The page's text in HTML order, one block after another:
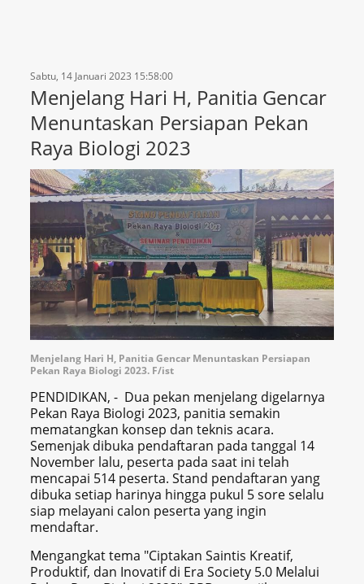
Sabtu, 14 Januari 2023 15:58:00
Menjelang Hari H, Panitia Gencar
Menuntaskan Persiapan Pekan
Raya Biologi 2023
Menjelang Hari H, Panitia Gencar Menuntaskan Persiapan
Pekan Raya Biologi 2023. F/ist
PENDIDIKAN, - Dua pekan menjelang digelarnya
Pekan Raya Biologi 2023, panitia semakin
mematangkan konsep dan teknis acara.
Semenjak dibuka pendaftaran pada tanggal 14
November lalu, peserta pada saat ini telah
mencapai 514 peserta. Stand pendaftaran yang
dibuka setiap harinya hingga pukul 5 sore selalu
siap melayani calon peserta yang ingin
mendaftar.
Mengangkat tema "Ciptakan Saintis Kreatif,
Produktif, dan Inovatif di Era Society 5.0 Melalui